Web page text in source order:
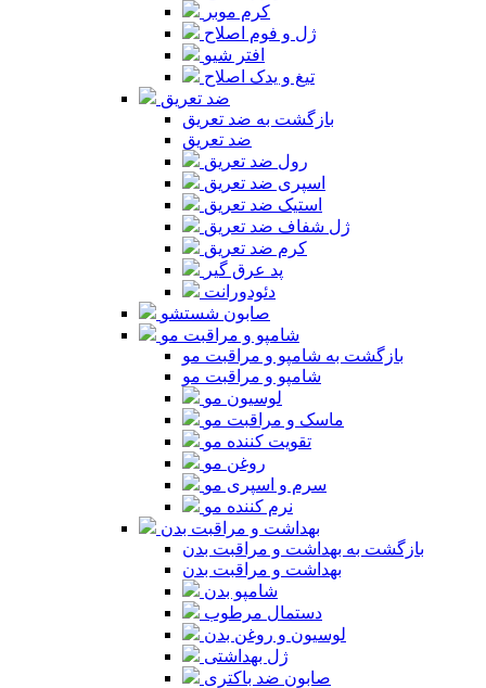
کرم موبر
ژل و فوم اصلاح
افتر شیو
تیغ و یدک اصلاح
ضد تعریق
بازگشت به ضد تعریق
ضد تعریق
رول ضد تعریق
اسپری ضد تعریق
استیک ضد تعریق
ژل شفاف ضد تعریق
کرم ضد تعریق
پد عرق گیر
دئودورانت
صابون شستشو
شامپو و مراقبت مو
بازگشت به شامپو و مراقبت مو
شامپو و مراقبت مو
لوسیون مو
ماسک و مراقبت مو
تقویت کننده مو
روغن مو
سرم و اسپری مو
نرم کننده مو
بهداشت و مراقبت بدن
بازگشت به بهداشت و مراقبت بدن
بهداشت و مراقبت بدن
شامپو بدن
دستمال مرطوب
لوسیون و روغن بدن
ژل بهداشتی
صابون ضد باکتری